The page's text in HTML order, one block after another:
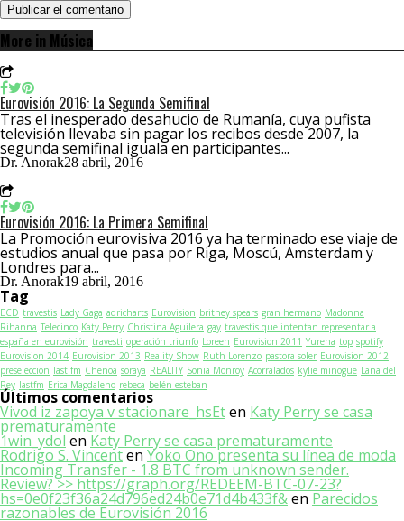
More in Música
Eurovisión 2016: La Segunda Semifinal
Tras el inesperado desahucio de Rumanía, cuya pufista
televisión llevaba sin pagar los recibos desde 2007, la
segunda semifinal iguala en participantes...
Dr. Anorak28 abril, 2016
Eurovisión 2016: La Primera Semifinal
La Promoción eurovisiva 2016 ya ha terminado ese viaje de
estudios anual que pasa por Riga, Moscú, Amsterdam y
Londres para...
Dr. Anorak19 abril, 2016
Tag
ECD travestis Lady Gaga adricharts Eurovision britney spears gran hermano Madonna
Rihanna Telecinco Katy Perry Christina Aguilera gay travestis que intentan representar a
españa en eurovisión travesti operación triunfo Loreen Eurovision 2011 Yurena top spotify
Eurovision 2014 Eurovision 2013 Reality Show Ruth Lorenzo pastora soler Eurovision 2012
preselección last fm Chenoa soraya REALITY Sonia Monroy Acorralados kylie minogue Lana del
Rey lastfm Erica Magdaleno rebeca belén esteban
Últimos comentarios
Vivod iz zapoya v stacionare_hsEten Katy Perry se casa
prematuramente
1win_ydol en Katy Perry se casa prematuramente
Rodrigo S. Vincenten Yoko Ono presenta su línea de moda
Incoming Transfer - 1.8 BTC from unknown sender.
Review? >> https://graph.org/REDEEM-BTC-07-23?
hs=0e0f23f36a24d796ed24b0e71d4b433f&en Parecidos
razonables de Eurovisión 2016